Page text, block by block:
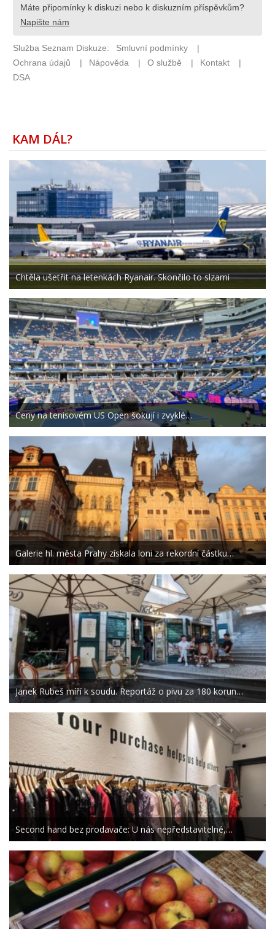
KAM DÁL?
Chtěla ušetřit na letenkách Ryanair. Skončilo to slzami
Ceny na tenisovém US Open šokují i zvyklé…
Galerie hl. města Prahy získala loni za rekordní částku…
Janek Rubeš míří k soudu. Reportáž o pivu za 180 korun…
Second hand bez prodavače: U nás nepředstavitelné,…